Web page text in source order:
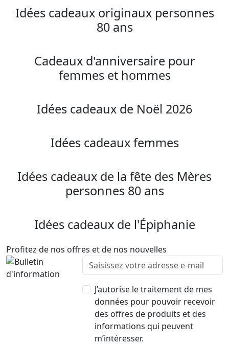
Idées cadeaux originaux personnes
80 ans
Cadeaux d'anniversaire pour
femmes et hommes
Idées cadeaux de Noël 2026
Idées cadeaux femmes
Idées cadeaux de la fête des Mères
personnes 80 ans
Idées cadeaux de l'Épiphanie
Profitez de nos offres et de nos nouvelles
J’autorise le traitement de mes
données pour pouvoir recevoir
des offres de produits et des
informations qui peuvent
m’intéresser.